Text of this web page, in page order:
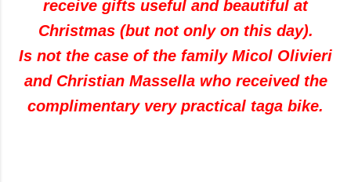
receive gifts useful and beautiful at
Christmas (but not only on this day).
Is not the case of the family Micol Olivieri
and Christian Massella who received the
complimentary very practical taga bike.